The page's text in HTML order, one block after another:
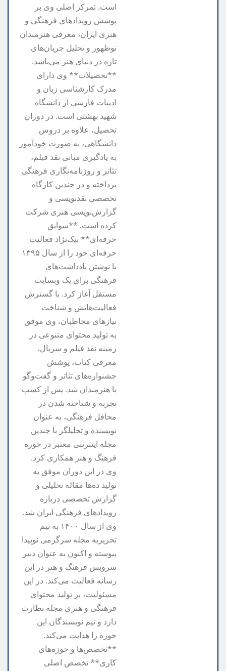
است. تمرکز اصلی وی بر
پوشش رویدادهای فرهنگی و
هنری ایران، معرفی هنرمندان
نوظهور و تحلیل جریان‌های
تازه در دنیای هنر می‌باشد.
**تحصیلات** وی دارای
مدرک کارشناسی زبان و
ادبیات فارسی از دانشگاه
شهید بهشتی است. در دوران
تحصیل، علاوه بر دروس
دانشگاهی، به صورت خودآموز
به یادگیری مبانی نقد فیلم،
تئاتر و روزنامه‌نگاری فرهنگی
پرداخته و در چندین کارگاه
تخصصی نقدنویسی و
گزارش‌نویسی هنری شرکت
کرده است. **سوابق
حرفه‌ای** نیک‌نژاد فعالیت
حرفه‌ای خود را از سال ۱۳۹۵
با نوشتن یادداشت‌های
فرهنگی برای یک وبسایت
مستقل آغاز کرد. با گسترش
فعالیت‌هایش و شناخت
نیازهای مخاطبان، وی موفق
به تولید محتوای متنوعی در
زمینه نقد فیلم و سریال،
معرفی کتاب، پوشش
جشنواره‌های تئاتر و گفت‌وگو
با هنرمندان شد. پس از کسب
تجربه و شناخته شدن در
محافل فرهنگی، به عنوان
نویسنده و تحلیلگر با چندین
مجله اینترنتی معتبر در حوزه
فرهنگ و هنر همکاری کرد.
وی در این دوران موفق به
تولید ده‌ها مقاله تحلیلی و
گزارش تخصصی درباره
رویدادهای فرهنگی ایران شد.
وی از سال ۱۴۰۰ به تیم
تحریریه مجله سرگرمی نوپیدا
پیوسته و اکنون به عنوان دبیر
سرویس فرهنگ و هنر در این
رسانه فعالیت می‌کند. در این
مسئولیت، بر تولید محتوای
فرهنگی و هنری مجله نظارت
دارد و تیم نویسندگان این
حوزه را هدایت می‌کند.
**تخصص‌ها و حوزه‌های
کاری** تخصص اصلی